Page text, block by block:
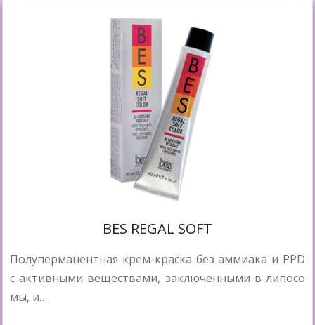
BES REGAL SOFT
Полуперманентная крем-краска без аммиака и PPD
с активными веществами, заключенными в липосо
мы, и…